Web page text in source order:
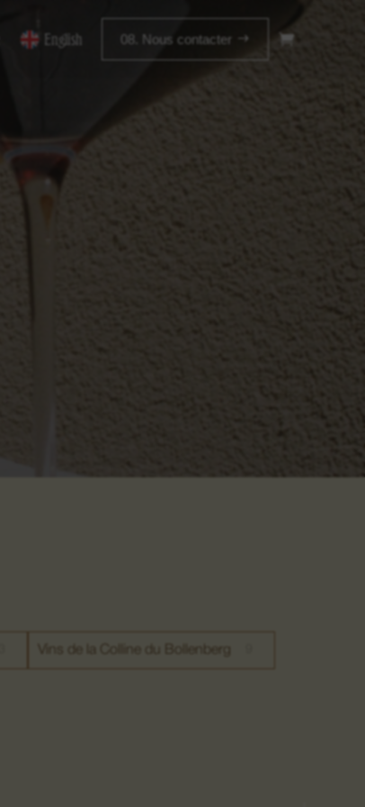
English 08. Nous contacter
Vins de la Colline du Bollenberg